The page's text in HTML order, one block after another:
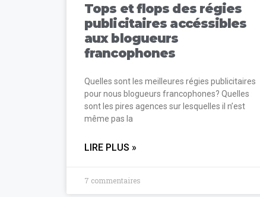
Tops et flops des régies
publicitaires accéssibles
aux blogueurs
francophones
Quelles sont les meilleures régies publicitaires
pour nous blogueurs francophones? Quelles
sont les pires agences sur lesquelles il n’est
même pas la
LIRE PLUS »
7 commentaires